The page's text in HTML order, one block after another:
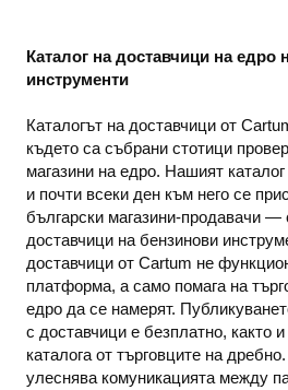
Каталог на доставчици на едро
инструменти
Каталогът на доставчици от
където са събрани стотици
магазини на едро. Нашият
и почти всеки ден към него се
български магазини-продавачи —
доставчици на бензинови
доставчици от Cartum не
платформа, а само помага на
едро да се намерят.
с доставчици е безплатно, както
каталога от търговците на
улеснява комуникацията между